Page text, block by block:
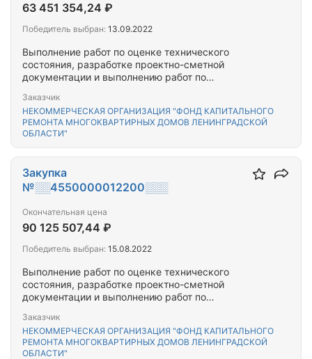
Выполнение работ по оценке технического
состояния, разработке проектно-сметной
документации и выполнению работ по
многоквартирного(-ых) дома(-ов),
расположенного(-ых) на территории Гатчинского
муниципального района Ленинградской области
Заказчик
НЕКОММЕРЧЕСКАЯ ОРГАНИЗАЦИЯ "ФОНД КАПИТАЛЬНОГО
РЕМОНТА МНОГОКВАРТИРНЫХ ДОМОВ ЛЕНИНГРАДСКОЙ
ОБЛАСТИ"
63 451 354,24 ₽
Победитель выбран: 13.09.2022
Выполнение работ по оценке технического
состояния, разработке проектно-сметной
документации и выполнению работ по
многоквартирного(-ых) дома(-ов),
расположенного(-ых) на территории Гатчинского
муниципального района Ленинградской области
Заказчик
НЕКОММЕРЧЕСКАЯ ОРГАНИЗАЦИЯ "ФОНД КАПИТАЛЬНОГО
РЕМОНТА МНОГОКВАРТИРНЫХ ДОМОВ ЛЕНИНГРАДСКОЙ
ОБЛАСТИ"
Закупка
№░░4550000012200░░░
Окончательная цена
90 125 507,44 ₽
Победитель выбран: 15.08.2022